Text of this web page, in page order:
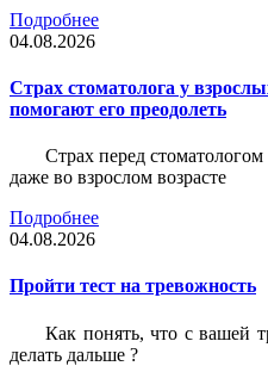
Подробнее
04.08.2026
Страх стоматолога у
помогают его преодолеть
Страх перед
даже во взрослом возрасте
Подробнее
04.08.2026
Пройти тест на тревожность
Как понять, что с вашей
делать дальше ?